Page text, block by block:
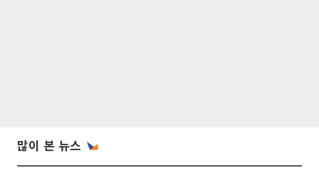
많이 본 뉴스